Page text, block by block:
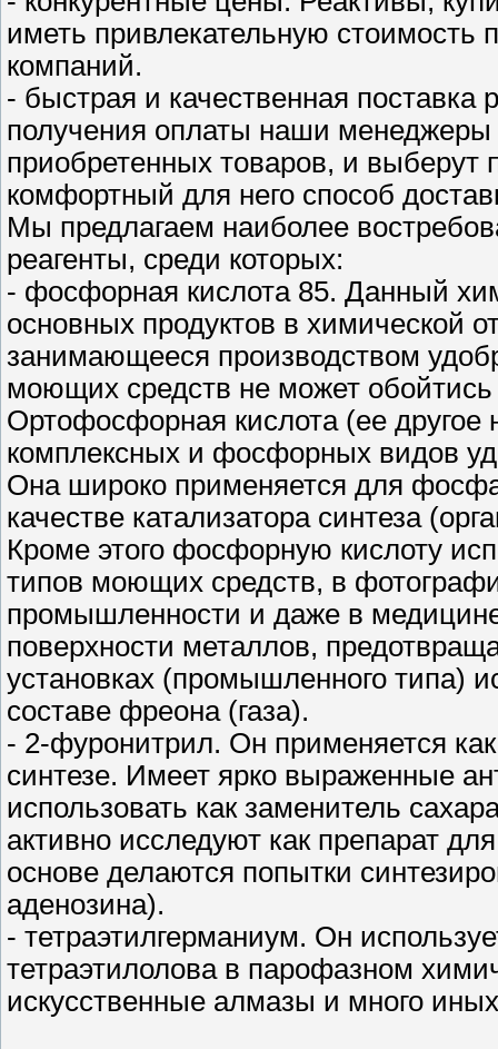
иметь привлекательную
компаний.
- быстрая и качественная
получения оплаты наши менеджеры
приобретенных товаров, и выберут
комфортный для него способ
Мы предлагаем наиболее
реагенты, среди которых:
- фосфорная кислота 85. Данный
основных продуктов в химической
занимающееся производством
моющих средств не может обойтись
Ортофосфорная кислота (ее другое
комплексных и фосфорных видов
Она широко применяется для
качестве катализатора синтеза
Кроме этого фосфорную кислоту
типов моющих средств, в
промышленности и даже в
поверхности металлов,
установках (промышленного типа)
составе фреона (газа).
- 2-фуронитрил. Он применяется
синтезе. Имеет ярко выраженные
использовать как заменитель
активно исследуют как препарат
основе делаются попытки
аденозина).
- тетраэтилгерманиум. Он
тетраэтилолова в парофазном
искусственные алмазы и много